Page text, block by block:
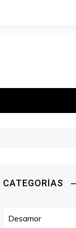
CATEGORÍAS